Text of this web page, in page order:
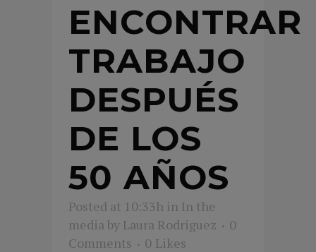
ENCONTRAR
TRABAJO
DESPUÉS
DE LOS
50 AÑOS
Posted at 10:33h in In the
media by Laura Rodriguez
0
Comments
0 Likes